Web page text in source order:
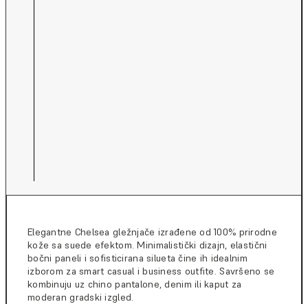
Elegantne Chelsea gležnjače izrađene od 100% prirodne
kože sa suede efektom. Minimalistički dizajn, elastični
bočni paneli i sofisticirana silueta čine ih idealnim
izborom za smart casual i business outfite. Savršeno se
kombinuju uz chino pantalone, denim ili kaput za
moderan gradski izgled.